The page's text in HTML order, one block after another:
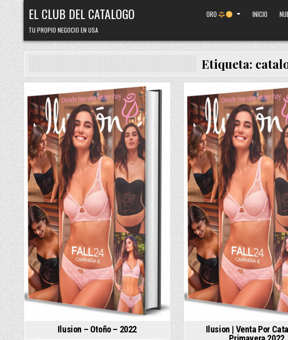
Skip
to
content
EL CLUB DEL CATALOGO
TU PROPIO NEGOCIO EN USA
ORO INICIO
Etiqueta:
Posted
in
Ilusion – Otoño – 2022
Posted
in
Ilusion | Venta Por